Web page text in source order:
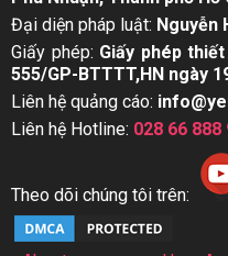
Đại diện pháp luật: Nguyễn
Giấy phép: Giấy phép
555/GP-BTTTT,HN ngày
Liên hệ quảng cáo:
Liên hệ Hotline: 028 66 888
Theo dõi chúng tôi trên: